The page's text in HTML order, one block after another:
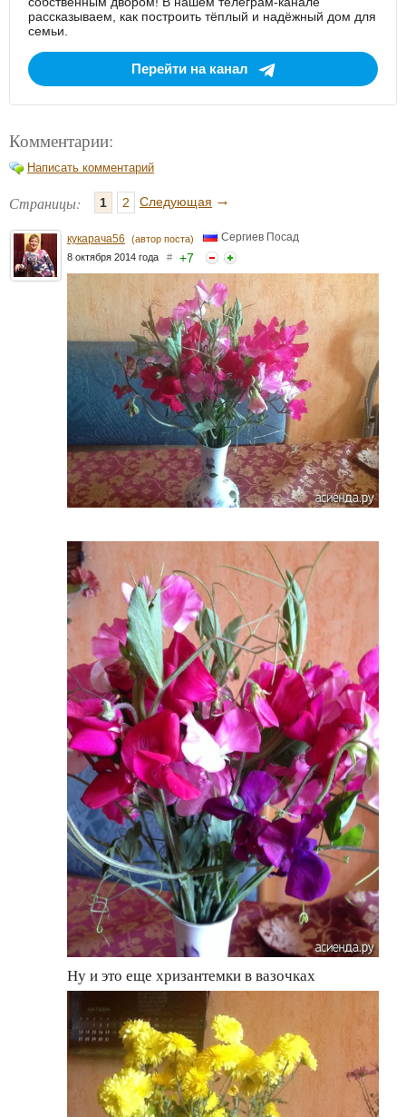
рассказываем, как построить тёплый и надёжный дом для
семьи.
Перейти на канал
Комментарии:
Написать комментарий
Страницы: 1 2 Следующая →
кукарача56 (автор поста) Сергиев Посад
8 октября 2014 года # +7
Ну и это еще хризантемки в вазочках